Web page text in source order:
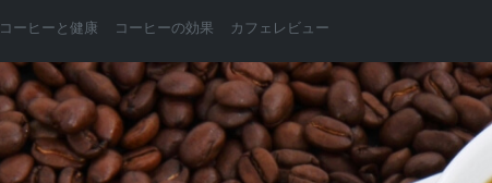
コーヒーと健康 コーヒーの効果 カフェレビュー